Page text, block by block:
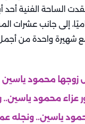
وما يزيد على 60 عملًا
واحدة من أجمل
زوجها محمود ياسين
عزاء محمود ياسين..
ياسين.. ونجله